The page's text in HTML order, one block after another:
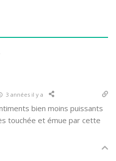
3 années il y a
bien moins puissants
touchée et émue par cette